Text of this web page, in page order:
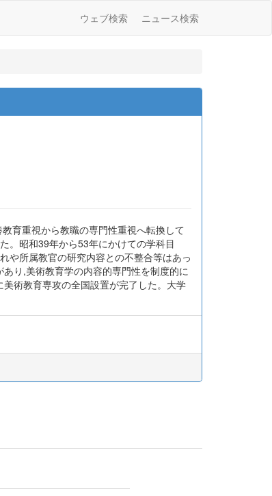
ウェブ検索 ニュース検索
育重視から教職の専門性重視へ転換して
。昭和39年から53年にかけての学科目
や所属教官の研究内容との不整合等はあっ
り,美術教育学の内容的専門性を制度的に
術教育専攻の全国設置が完了した。大学